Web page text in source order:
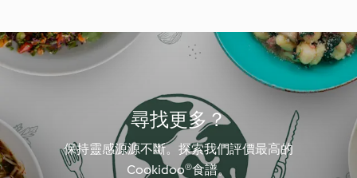
尋找更多？
保持靈感源源不斷。探索我們評價最高的
Cookidoo®食譜。